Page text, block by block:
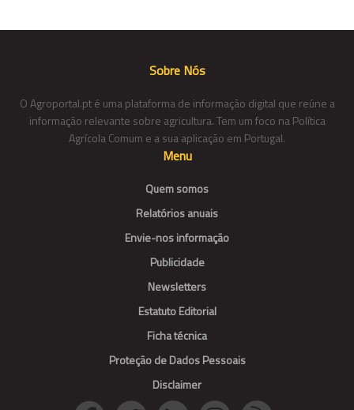
Sobre Nós
O Agroportal.pt é uma plataforma de informação digital que reúne a
informação relevante sobre agricultura. Tem um foco na Política
Agrícola Comum e a sua aplicação em Portugal.
Menu
Quem somos
Relatórios anuais
Envie-nos informação
Publicidade
Newsletters
Estatuto Editorial
Ficha técnica
Proteção de Dados Pessoais
Disclaimer